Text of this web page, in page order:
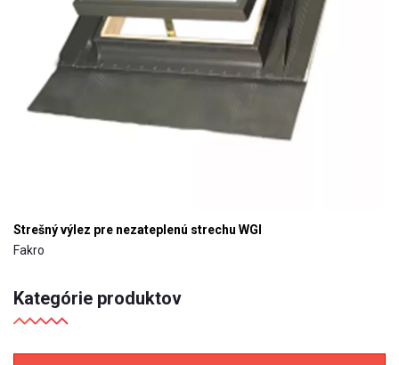
Kategórie produktov
Strešný výlez pre nezateplenú strechu WGI
Fakro